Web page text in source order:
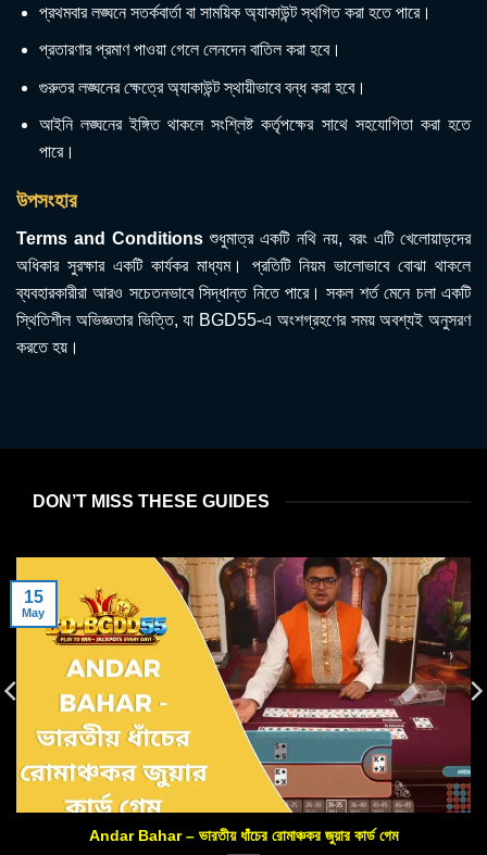
প্রথমবার লঙ্ঘনে সতর্কবার্তা বা সাময়িক অ্যাকাউন্ট স্থগিত করা হতে পারে।
প্রতারণার প্রমাণ পাওয়া গেলে লেনদেন বাতিল করা হবে।
গুরুতর লঙ্ঘনের ক্ষেত্রে অ্যাকাউন্ট স্থায়ীভাবে বন্ধ করা হবে।
আইনি লঙ্ঘনের ইঙ্গিত থাকলে সংশ্লিষ্ট কর্তৃপক্ষের সাথে সহযোগিতা করা হতে
পারে।
উপসংহার
Terms and Conditions শুধুমাত্র একটি নথি নয়, বরং এটি খেলোয়াড়দের
অধিকার সুরক্ষার একটি কার্যকর মাধ্যম। প্রতিটি নিয়ম ভালোভাবে বোঝা থাকলে
ব্যবহারকারীরা আরও সচেতনভাবে সিদ্ধান্ত নিতে পারে। সকল শর্ত মেনে চলা একটি
স্থিতিশীল অভিজ্ঞতার ভিত্তি, যা BGD55-এ অংশগ্রহণের সময় অবশ্যই অনুসরণ
করতে হয়।
DON’T MISS THESE GUIDES
Andar Bahar – ভারতীয় ধাঁচের রোমাঞ্চকর জুয়ার কার্ড গেম
15
May